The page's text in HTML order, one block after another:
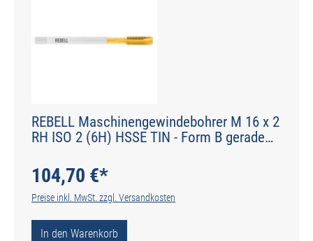
REBELL Maschinengewindebohrer M 16 x 2
RH ISO 2 (6H) HSSE TIN - Form B gerade
104,70 €*
Preise inkl. MwSt. zzgl. Versandkosten
In den Warenkorb